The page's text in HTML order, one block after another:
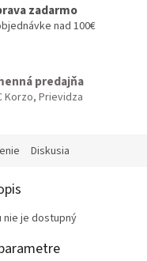
zadarmo
nad 100€
predajňa
Korzo, Prievidza
Diskusia
je dostupný